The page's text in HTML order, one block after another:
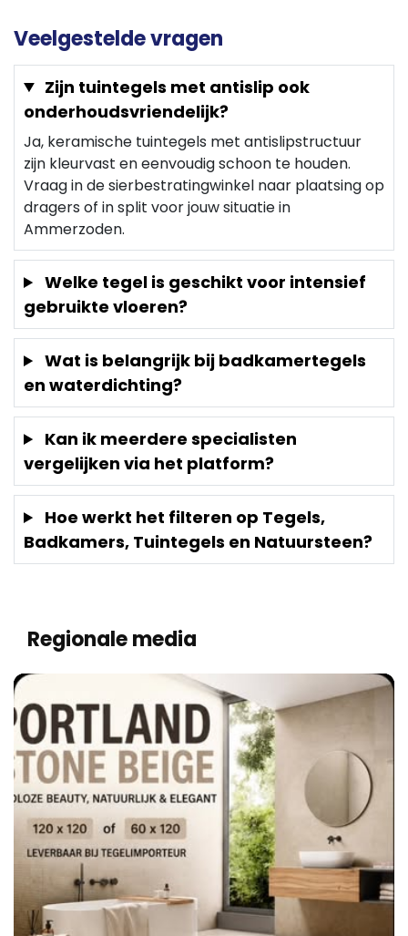
Veelgestelde vragen
Zijn tuintegels met antislip ook
onderhoudsvriendelijk?
Ja, keramische tuintegels met antislipstructuur
zijn kleurvast en eenvoudig schoon te houden.
Vraag in de sierbestratingwinkel naar plaatsing op
dragers of in split voor jouw situatie in
Ammerzoden.
Welke tegel is geschikt voor intensief
gebruikte vloeren?
Wat is belangrijk bij badkamertegels
en waterdichting?
Kan ik meerdere specialisten
vergelijken via het platform?
Hoe werkt het filteren op Tegels,
Badkamers, Tuintegels en Natuursteen?
Regionale media